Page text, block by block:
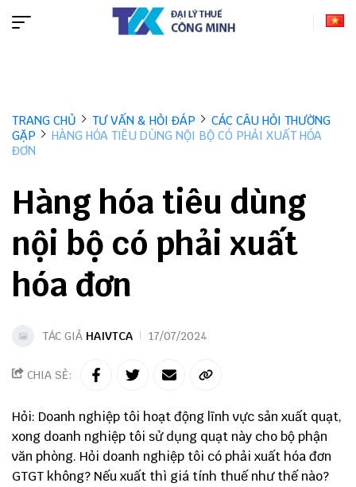
TRANG CHỦ TƯ VẤN & HỎI ĐÁP
CÁC CÂU HỎI THƯỜNG
GẶP
HÀNG HÓA TIÊU DÙNG NỘI BỘ CÓ PHẢI XUẤT HÓA
ĐƠN
Hàng hóa tiêu dùng
nội bộ có phải xuất
hóa đơn
TÁC GIẢ HAIVTCA 17/07/2024
CHIA SẺ:
Hỏi: Doanh nghiệp tôi hoạt động lĩnh vực sản xuất quạt,
xong doanh nghiệp tôi sử dụng quạt này cho bộ phận
văn phòng. Hỏi doanh nghiệp tôi có phải xuất hóa đơn
GTGT không? Nếu xuất thì giá tính thuế như thế nào?